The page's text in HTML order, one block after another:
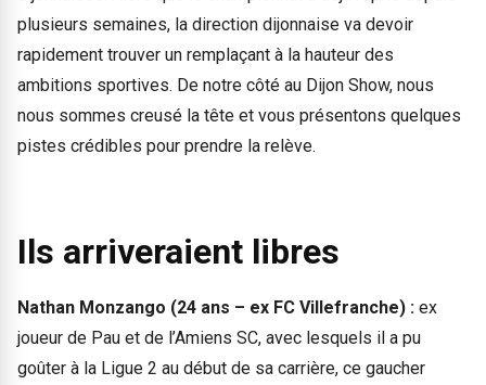
plusieurs semaines, la direction dijonnaise va devoir
rapidement trouver un remplaçant à la hauteur des
ambitions sportives. De notre côté au Dijon Show, nous
nous sommes creusé la tête et vous présentons quelques
pistes crédibles pour prendre la relève.
Ils arriveraient libres
Nathan Monzango (24 ans – ex FC Villefranche) : ex
joueur de Pau et de l’Amiens SC, avec lesquels il a pu
goûter à la Ligue 2 au début de sa carrière, ce gaucher